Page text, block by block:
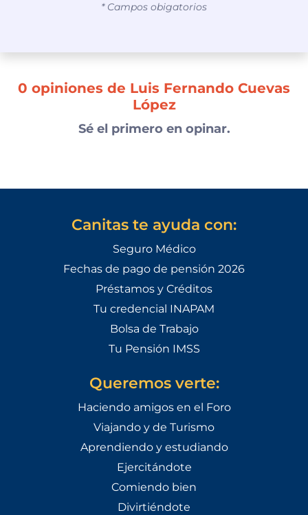
* Campos obigatorios
0 opiniones de Luis Fernando Cuevas
López
Sé el primero en opinar.
Canitas te ayuda con:
Seguro Médico
Fechas de pago de pensión 2026
Préstamos y Créditos
Tu credencial INAPAM
Bolsa de Trabajo
Tu Pensión IMSS
Queremos verte:
Haciendo amigos en el Foro
Viajando y de Turismo
Aprendiendo y estudiando
Ejercitándote
Comiendo bien
Divirtiéndote